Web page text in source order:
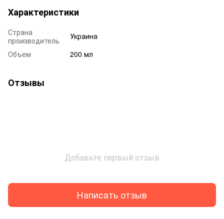
Характеристики
Страна
производитель
Украина
Объем
200 мл
Отзывы
Добавьте первый отзыв
Написать отзыв